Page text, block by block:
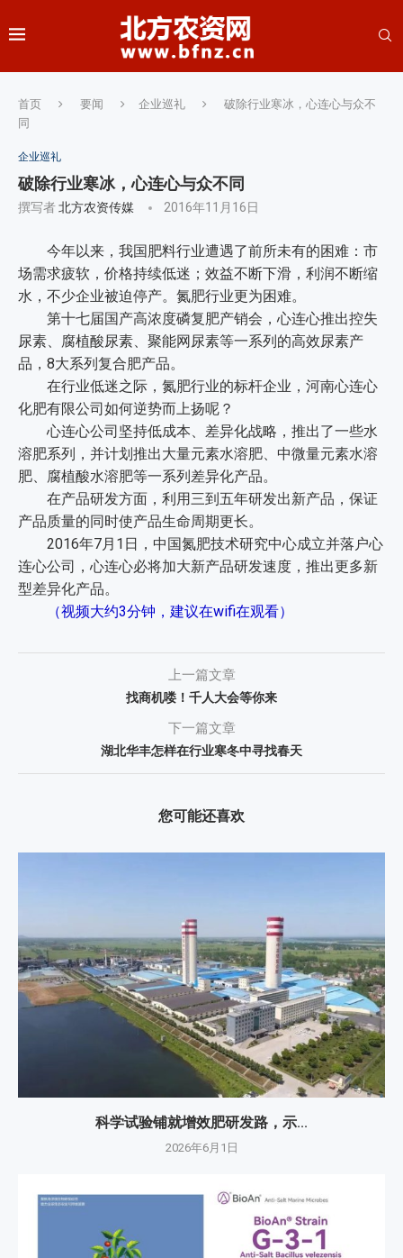
首页 要闻 企业巡礼
破除行业寒冰，心连心与众不
同
企业巡礼
破除行业寒冰，心连心与众不同
撰写者北方农资传媒 2016年11月16日
今年以来，我国肥料行业遭遇了前所未有的困难：市
场需求疲软，价格持续低迷；效益不断下滑，利润不断缩
水，不少企业被迫停产。氮肥行业更为困难。
第十七届国产高浓度磷复肥产销会，心连心推出控失
尿素、腐植酸尿素、聚能网尿素等一系列的高效尿素产
品，8大系列复合肥产品。
在行业低迷之际，氮肥行业的标杆企业，河南心连心
化肥有限公司如何逆势而上扬呢？
心连心公司坚持低成本、差异化战略，推出了一些水
溶肥系列，并计划推出大量元素水溶肥、中微量元素水溶
肥、腐植酸水溶肥等一系列差异化产品。
在产品研发方面，利用三到五年研发出新产品，保证
产品质量的同时使产品生命周期更长。
2016年7月1日，中国氮肥技术研究中心成立并落户心
连心公司，心连心必将加大新产品研发速度，推出更多新
型差异化产品。
（视频大约3分钟，建议在wifi在观看）
上一篇文章
找商机喽！千人大会等你来
下一篇文章
湖北华丰怎样在行业寒冬中寻找春天
您可能还喜欢
科学试验铺就增效肥研发路，示...
2026年6月1日